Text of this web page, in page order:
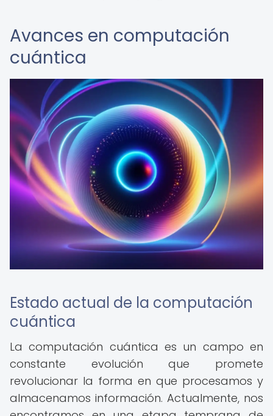
Avances en computación
cuántica
Estado actual de la computación
cuántica
La computación cuántica es un campo en
constante evolución que promete
revolucionar la forma en que procesamos y
almacenamos información. Actualmente, nos